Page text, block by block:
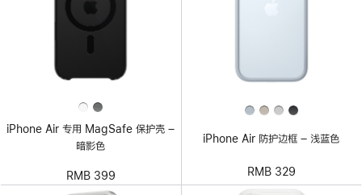
iPhone Air 专用 MagSafe 保护壳 –
暗影色
RMB 399
iPhone Air 防护边框 – 浅蓝色
RMB 329